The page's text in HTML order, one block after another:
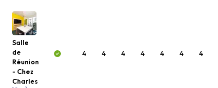
Salle
de
Réunion
- Chez
Charles
4 4 4 4 4 4 4